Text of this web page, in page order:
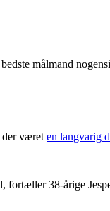
målmand
der været en langvarig
38-årige